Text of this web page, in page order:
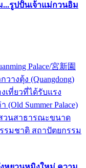
...รูปปั้นเจ้าแม่กวนอิม
Palace/宮新園
างตุ้ง (Quangdong)
เที่ยวที่ได้รับแรง
Summer Palace)
วนสาธารณะขนาด
รมชาติ สถาปัตยกรรม